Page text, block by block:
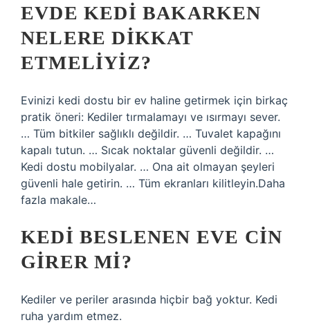
EVDE KEDI BAKARKEN
NELERE DIKKAT
ETMELIYIZ?
Evinizi kedi dostu bir ev haline getirmek için birkaç
pratik öneri: Kediler tırmalamayı ve ısırmayı sever.
… Tüm bitkiler sağlıklı değildir. … Tuvalet kapağını
kapalı tutun. … Sıcak noktalar güvenli değildir. …
Kedi dostu mobilyalar. … Ona ait olmayan şeyleri
güvenli hale getirin. … Tüm ekranları kilitleyin.Daha
fazla makale…
KEDI BESLENEN EVE CIN
GIRER MI?
Kediler ve periler arasında hiçbir bağ yoktur. Kedi
ruha yardım etmez.